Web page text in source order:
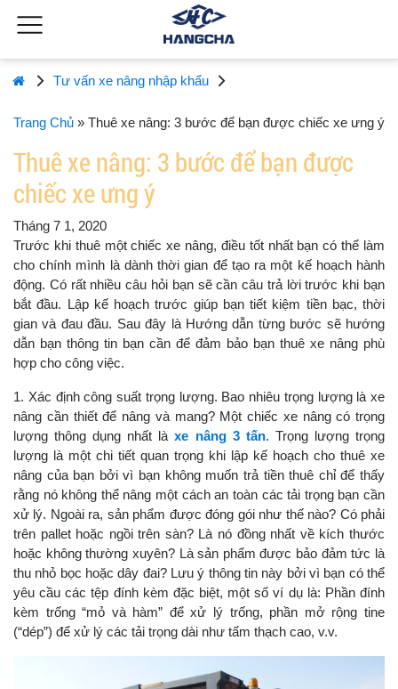
Tư vấn xe nâng nhập khẩu
Trang Chủ » Thuê xe nâng: 3 bước để bạn được chiếc xe ưng ý
Thuê xe nâng: 3 bước để bạn được
chiếc xe ưng ý
Tháng 7 1, 2020
Trước khi thuê một chiếc xe nâng, điều tốt nhất bạn có thể làm
cho chính mình là dành thời gian để tạo ra một kế hoạch hành
động. Có rất nhiều câu hỏi bạn sẽ cần câu trả lời trước khi bạn
bắt đầu. Lập kế hoạch trước giúp bạn tiết kiệm tiền bạc, thời
gian và đau đầu. Sau đây là Hướng dẫn từng bước sẽ hướng
dẫn bạn thông tin bạn cần để đảm bảo bạn thuê xe nâng phù
hợp cho công việc.
1. Xác định công suất trọng lượng. Bao nhiêu trọng lượng là xe
nâng cần thiết để nâng và mang? Một chiếc xe nâng có trọng
lượng thông dụng nhất làxe nâng 3 tấn. Trọng lượng trọng
lượng là một chi tiết quan trọng khi lập kế hoạch cho thuê xe
nâng của bạn bởi vì bạn không muốn trả tiền thuê chỉ để thấy
rằng nó không thể nâng một cách an toàn các tải trọng bạn cần
xử lý. Ngoài ra, sản phẩm được đóng gói như thế nào? Có phải
trên pallet hoặc ngồi trên sàn? Là nó đồng nhất về kích thước
hoặc không thường xuyên? Là sản phẩm được bảo đảm tức là
thu nhỏ bọc hoặc dây đai? Lưu ý thông tin này bởi vì bạn có thể
yêu cầu các tệp đính kèm đặc biệt, một số ví dụ là: Phần đính
kèm trống “mỏ và hàm” để xử lý trống, phần mở rộng tine
(“dép”) để xử lý các tải trọng dài như tấm thạch cao, v.v.